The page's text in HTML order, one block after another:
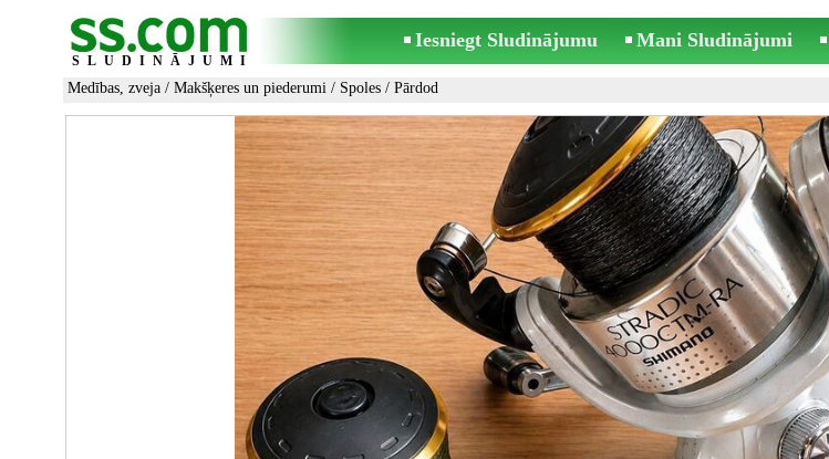
SLUDINĀJUMI
Iesniegt Sludinājumu Mani Sludinājumi
Medības, zveja / Makšķeres un piederumi / Spoles / Pārdod